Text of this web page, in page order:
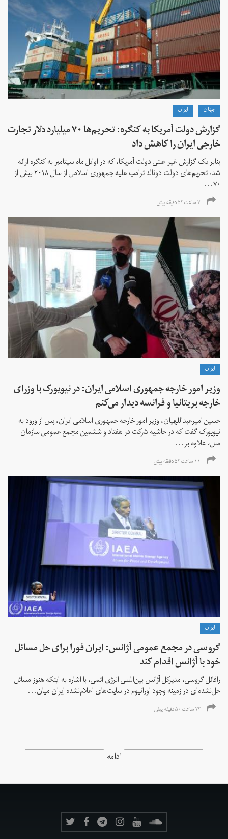
جهان ايران
گزارش دولت آمریکا به کنگره: تحریم‌ها ۷۰ میلیارد دلار تجارت
خارجی ایران را کاهش داد
بنابر یک گزارش غیر علنی دولت آمریکا، که در اوایل ماه سپتامبر به کنگره ارائه
شد، تحریم‌های دولت دونالد ترامپ علیه جمهوری اسلامی از سال ۲۰۱۸ بیش از
۷۰...
۷ ساعت ۵۲ دقیقه پیش
ايران
وزیر امور خارجه جمهوری اسلامی ایران: در نیویورک با وزرای
خارجه بریتانیا و فرانسه دیدار می‌کنم
حسین امیرعبداللهیان، وزیر امور خارجه جمهوری اسلامی ایران، پس از ورود به
نیویورک گفت که در حاشیه شرکت در هفتاد و ششمین مجمع عمومی سازمان
ملل، علاوه بر...
۱۱ ساعت ۵۲ دقیقه پیش
ايران
گروسی در مجمع عمومی آژانس: ایران فورا برای حل مسائل
خود با آژانس اقدام کند
رافائل گروسی، مدیرکل آژانس بین‌المللی انرژی اتمی، با اشاره به اینکه هنوز مسائل
حل‌نشده‌ای در زمینه وجود اورانیوم در سایت‌های اعلام‌نشده ایران میان...
۲۲ ساعت ۵۰ دقیقه پیش
ادامه